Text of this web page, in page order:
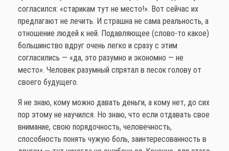
согласился: «старикам тут не место!». Вот сейчас их
предлагают не лечить. И страшна не сама реальность, а
отношение людей к ней. Подавляющее (слово-то какое)
большинство вдруг очень легко и сразу с этим
согласились — «да, это разумно и экономно — не
место». Человек разумный спрятал в песок голову от
своего будущего.
Я не знаю, кому можно давать деньги, а кому нет, до сих
пор этому не научился. Но знаю, что если отдавать свое
внимание, свою порядочность, человечность,
способность понять чужую боль, заинтересованность в